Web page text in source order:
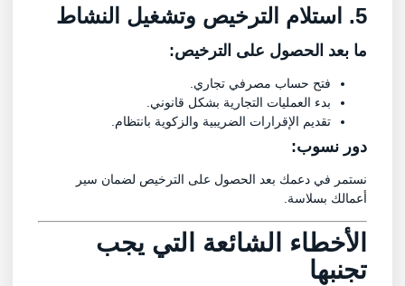
5. استلام الترخيص وتشغيل النشاط
ما بعد الحصول على الترخيص:
فتح حساب مصرفي تجاري.
بدء العمليات التجارية بشكل قانوني.
تقديم الإقرارات الضريبية والزكوية بانتظام.
دور نسوب:
نستمر في دعمك بعد الحصول على الترخيص لضمان سير
أعمالك بسلاسة.
الأخطاء الشائعة التي يجب
تجنبها